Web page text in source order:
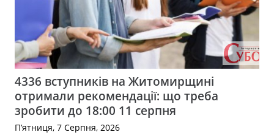
4336 вступників на Житомирщині
отримали рекомендації: що треба
зробити до 18:00 11 серпня
П’ятниця, 7 Серпня, 2026